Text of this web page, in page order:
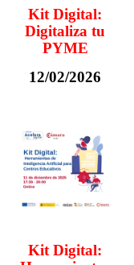
Kit Digital:
Digitaliza tu
PYME
12/02/2026
Kit Digital: